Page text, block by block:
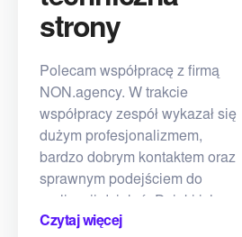
strony
Polecam współpracę z firmą
NON.agency. W trakcie
współpracy zespół wykazał się
dużym profesjonalizmem,
bardzo dobrym kontaktem oraz
sprawnym podejściem do
wsparciu udało nam się
Czytaj więcej